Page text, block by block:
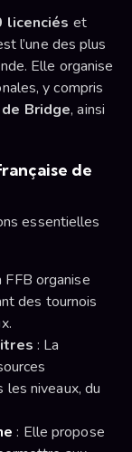
licenciés et
l’une des plus
Elle organise
y compris
Bridge, ainsi
de
essentielles
FFB organise
des tournois
: La
niveaux, du
: Elle propose